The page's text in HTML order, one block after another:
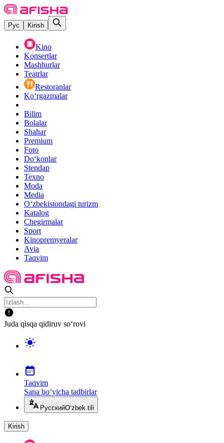
Рус Kirish
Kino
Konsertlar
Mashhurlar
Teatrlar
Restoranlar
Ko‘rgazmalar
Bilim
Bolalar
Shahar
Premium
Foto
Do‘konlar
Stendap
Texno
Moda
Media
O‘zbekistondagi turizm
Katalog
Chegirmalar
Sport
Kinopremyeralar
Avia
Taqvim
Juda qisqa qidiruv so‘rovi
Taqvim
Sana bo‘yicha tadbirlar
РусскийO‘zbek tili
Kirish